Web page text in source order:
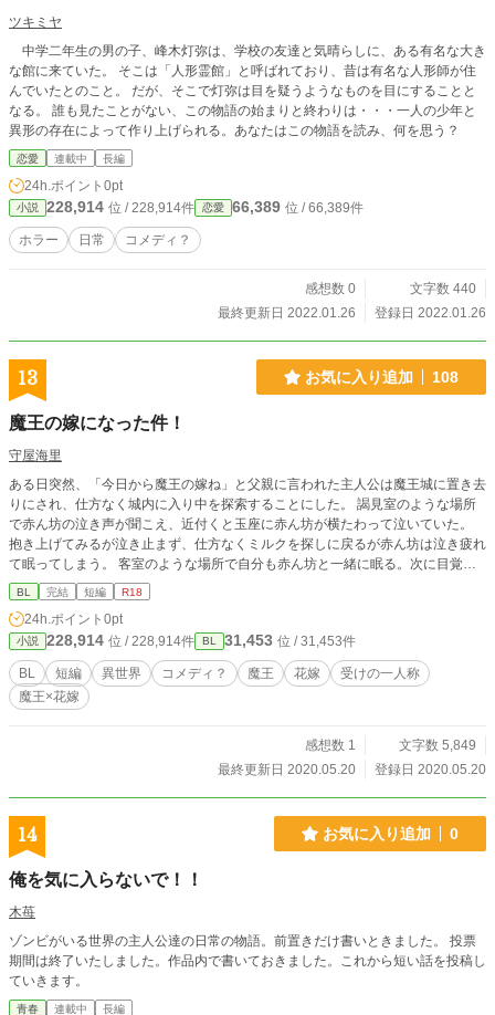
ツキミヤ
中学二年生の男の子、峰木灯弥は、学校の友達と気晴らしに、ある有名な大き
な館に来ていた。 そこは「人形霊館」と呼ばれており、昔は有名な人形師が住
んでいたとのこと。 だが、そこで灯弥は目を疑うようなものを目にすることと
なる。 誰も見たことがない、この物語の始まりと終わりは・・・一人の少年と
異形の存在によって作り上げられる。あなたはこの物語を読み、何を思う？
恋愛 連載中 長編
24h.ポイント 0pt
小説 228,914 位 / 228,914件 恋愛 66,389 位 / 66,389件
ホラー 日常 コメディ？
感想数 0
文字数 440
最終更新日 2022.01.26
登録日 2022.01.26
13 お気に入り追加 108
魔王の嫁になった件！
守屋海里
ある日突然、「今日から魔王の嫁ね」と父親に言われた主人公は魔王城に置き去
りにされ、仕方なく城内に入り中を探索することにした。 謁見室のような場所
で赤ん坊の泣き声が聞こえ、近付くと玉座に赤ん坊が横たわって泣いていた。
抱き上げてみるが泣き止まず、仕方なくミルクを探しに戻るが赤ん坊は泣き疲れ
て眠ってしまう。 客室のような場所で自分も赤ん坊と一緒に眠る。次に目覚め
た時、赤ん坊の姿はなくて代わりに赤ん坊の面影を残した子どもが居て―
―……。 イケメン魔王×三白眼の花嫁 受けの一人称です。 魔王は青年の大きさ
まであっという間に成長します。 エロはさらっとしています。書き方について
は研究中です。 割とコメディっぽい、かな？ ※ムーンライトノベルズ様にも投
稿しています。
BL 完結 短編 R18
24h.ポイント 0pt
小説 228,914 位 / 228,914件 BL 31,453 位 / 31,453件
BL 短編 異世界 コメディ？ 魔王 花嫁
受けの一人称
魔王×花嫁
感想数 1
文字数 5,849
最終更新日 2020.05.20
登録日 2020.05.20
14 お気に入り追加 0
俺を気に入らないで！！
木苺
ゾンビがいる世界の主人公達の日常の物語。前置きだけ書いときました。 投票
期間は終了いたしました。作品内で書いておきました。これから短い話を投稿し
ていきます。
青春 連載中 長編